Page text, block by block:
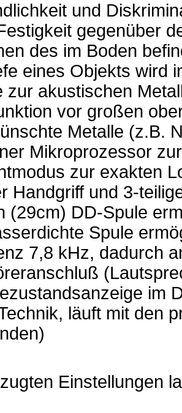
und
gegenüber
des im Boden
eines Objekts wird
zur akustischen
vor großen
Metalle (z.B.
Mikroprozessor
zur exakten
Handgriff und 3-
(29cm) DD-Spule
Spule
7,8 kHz, dadurch
im
läuft mit den
Einstellungen